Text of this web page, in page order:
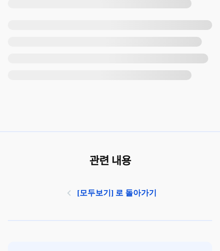
관련 내용
[모두보기] 로 돌아가기